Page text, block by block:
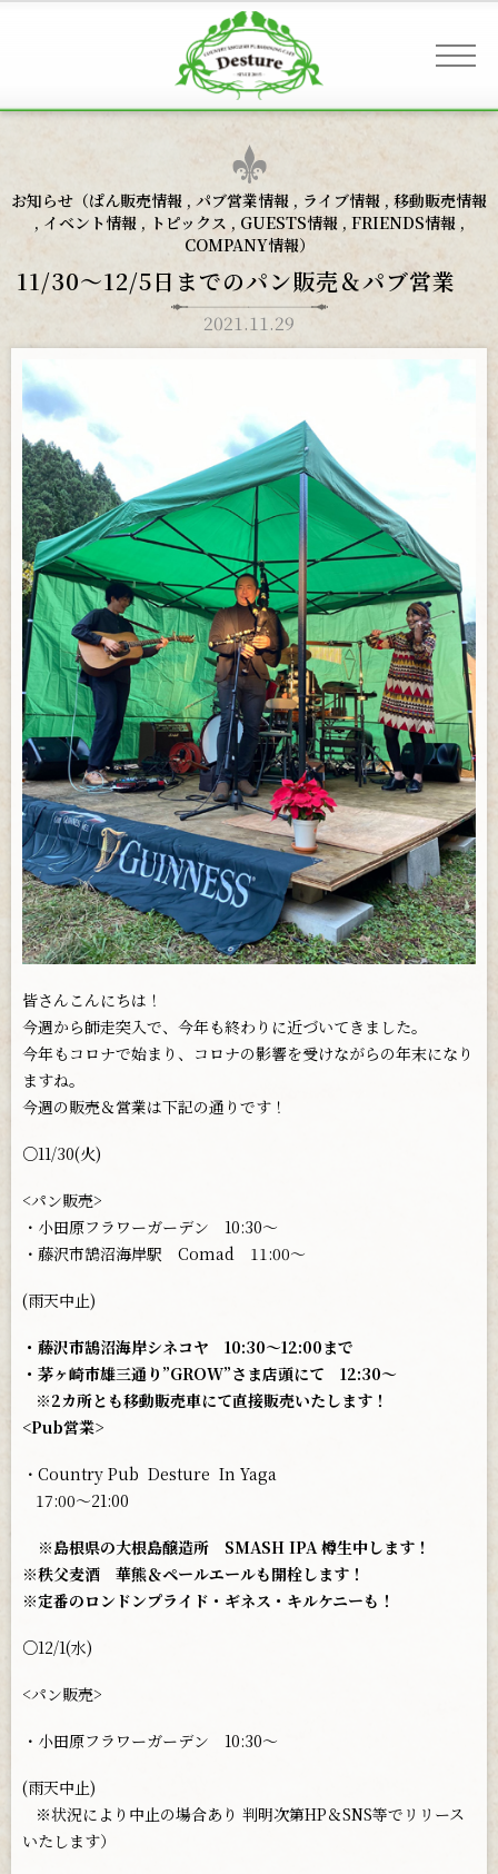
ギャラリー
お問い合わせ
お知らせ（ぱん販売情報 , パブ営業情報 , ライブ情報 , 移動販売情報
, イベント情報, トピックス , GUESTS情報, FRIENDS情報,
COMPANY情報）
11/30〜12/5日までのパン販売＆パブ営業
2021.11.29
皆さんこんにちは！
今週から師走突入で、今年も終わりに近づいてきました。
今年もコロナで始まり、コロナの影響を受けながらの年末になり
ますね。
今週の販売＆営業は下記の通りです！
○11/30(火)
<パン販売>
・小田原フラワーガーデン 10:30〜
・藤沢市鵠沼海岸駅 Comad 11:00〜
(雨天中止)
・藤沢市鵠沼海岸シネコヤ 10:30〜12:00まで
・茅ヶ崎市雄三通り”GROW”さま店頭にて 12:30〜
※2カ所とも移動販売車にて直接販売いたします！
<Pub営業>
・Country Pub Desture In Yaga
17:00〜21:00
※島根県の大根島醸造所 SMASH IPA 樽生中します！
※秩父麦酒 華熊＆ペールエールも開栓します！
※定番のロンドンプライド・ギネス・キルケニーも！
○12/1(水)
<パン販売>
・小田原フラワーガーデン 10:30〜
(雨天中止)
※状況により中止の場合あり 判明次第HP＆SNS等でリリース
いたします）